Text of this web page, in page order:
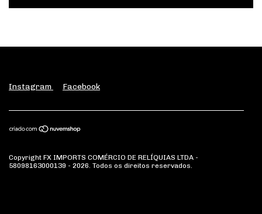
Instagram Facebook
Copyright FX IMPORTS COMÉRCIO DE RELÍQUIAS LTDA -
58098163000139 - 2026. Todos os direitos reservados.